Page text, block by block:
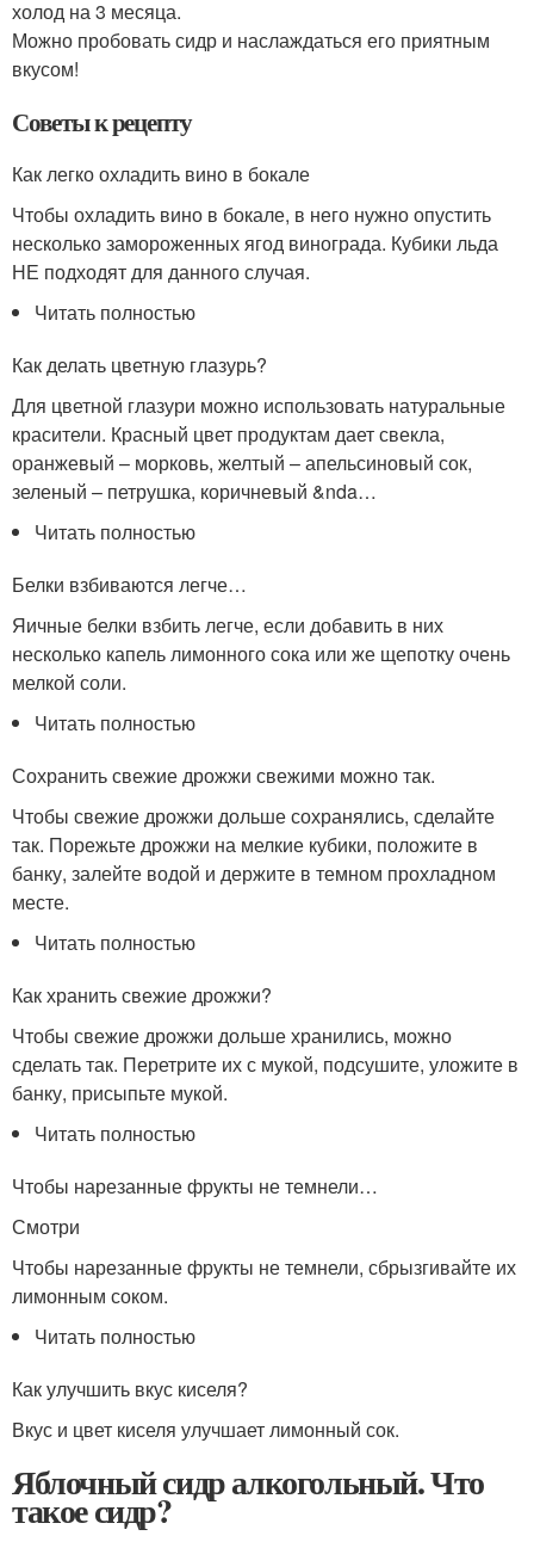
холод на 3 месяца.
Можно пробовать сидр и наслаждаться его приятным
вкусом!
Советы к рецепту
Как легко охладить вино в бокале
Чтобы охладить вино в бокале, в него нужно опустить
несколько замороженных ягод винограда. Кубики льда
НЕ подходят для данного случая.
Читать полностью
Как делать цветную глазурь?
Для цветной глазури можно использовать натуральные
красители. Красный цвет продуктам дает свекла,
оранжевый – морковь, желтый – апельсиновый сок,
зеленый – петрушка, коричневый &nda…
Читать полностью
Белки взбиваются легче…
Яичные белки взбить легче, если добавить в них
несколько капель лимонного сока или же щепотку очень
мелкой соли.
Читать полностью
Сохранить свежие дрожжи свежими можно так.
Чтобы свежие дрожжи дольше сохранялись, сделайте
так. Порежьте дрожжи на мелкие кубики, положите в
банку, залейте водой и держите в темном прохладном
месте.
Читать полностью
Как хранить свежие дрожжи?
Чтобы свежие дрожжи дольше хранились, можно
сделать так. Перетрите их с мукой, подсушите, уложите в
банку, присыпьте мукой.
Читать полностью
Чтобы нарезанные фрукты не темнели…
Смотри
Чтобы нарезанные фрукты не темнели, сбрызгивайте их
лимонным соком.
Читать полностью
Как улучшить вкус киселя?
Вкус и цвет киселя улучшает лимонный сок.
Яблочный сидр алкогольный. Что
такое сидр?